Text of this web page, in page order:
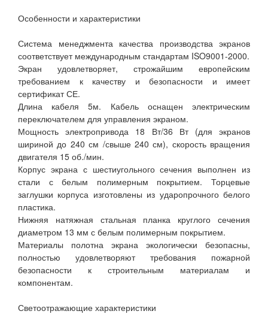
Особенности и характеристики
Система менеджмента качества производства экранов
соответствует международным стандартам ISO9001-2000.
Экран удовлетворяет, строжайшим европейским
требованием к качеству и безопасности и имеет
сертификат СЕ.
Длина кабеля 5м. Кабель оснащен электрическим
переключателем для управления экраном.
Мощность электропривода 18 Вт/36 Вт (для экранов
шириной до 240 см /свыше 240 см), скорость вращения
двигателя 15 об./мин.
Корпус экрана с шестиугольного сечения выполнен из
стали с белым полимерным покрытием. Торцевые
заглушки корпуса изготовлены из ударопрочного белого
пластика.
Нижняя натяжная стальная планка круглого сечения
диаметром 13 мм с белым полимерным покрытием.
Материалы полотна экрана экологически безопасны,
полностью удовлетворяют требования пожарной
безопасности к строительным материалам и
компонентам.
Светоотражающие характеристики